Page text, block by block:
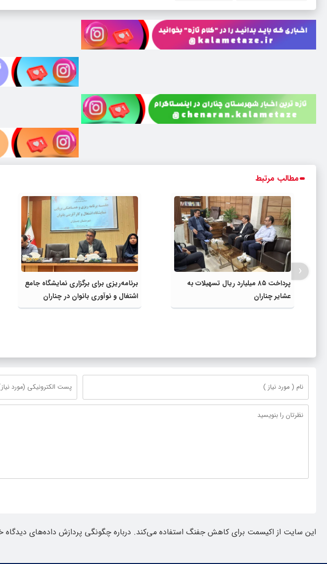
مطالب مرتبط
پرداخت ۸۵ میلیارد ریال تسهیلات به
عشایر چناران
برنامه‌ریزی برای برگزاری نمایشگاه جامع
اشتغال و نوآوری بانوان در چناران
‹
این سایت از اکیسمت برای کاهش جفنگ استفاده می‌کند. درباره چگونگی پردازش داده‌های دیدگاه